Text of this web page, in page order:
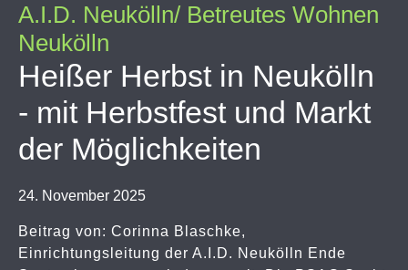
A.I.D. Neukölln/ Betreutes Wohnen
Neukölln
Heißer Herbst in Neukölln
- mit Herbstfest und Markt
der Möglichkeiten
24. November 2025
Beitrag von: Corinna Blaschke,
Einrichtungsleitung der A.I.D. Neukölln Ende